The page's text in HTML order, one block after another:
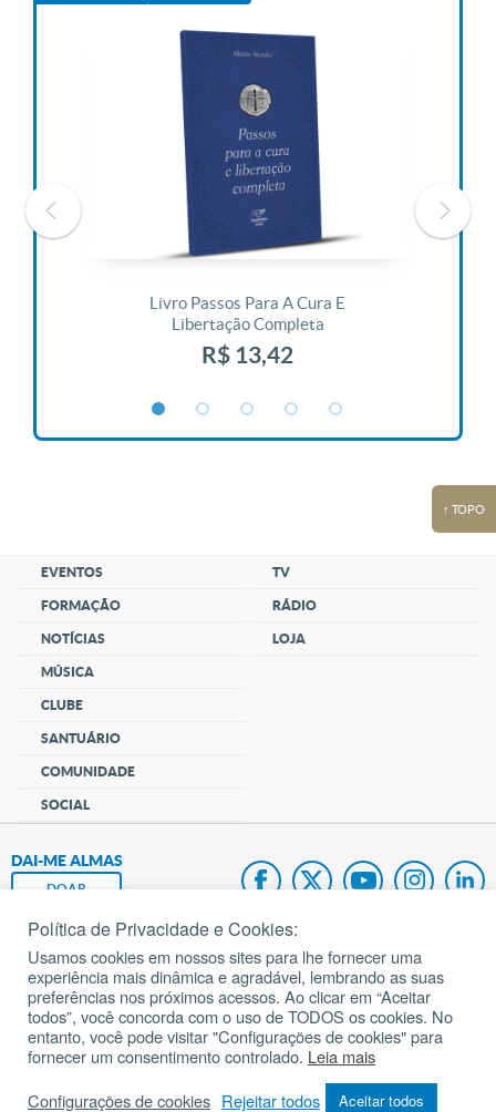
Livro Passos Para A Cura E
Libertação Completa
R$ 13,42
↑ TOPO
EVENTOS
FORMAÇÃO
NOTÍCIAS
MÚSICA
CLUBE
SANTUÁRIO
COMUNIDADE
SOCIAL
TV
RÁDIO
LOJA
DAI-ME ALMAS
DOAR
Fundação João Paulo II
Pedido de Oração
Mapa do site
Política de Privacidade e Cookies:
Usamos cookies em nossos sites para lhe fornecer uma
experiência mais dinâmica e agradável, lembrando as suas
preferências nos próximos acessos. Ao clicar em “Aceitar
todos”, você concorda com o uso de TODOS os cookies. No
entanto, você pode visitar "Configurações de cookies" para
fornecer um consentimento controlado. Leia mais
Configurações de cookies Rejeitar todos Aceitar todos